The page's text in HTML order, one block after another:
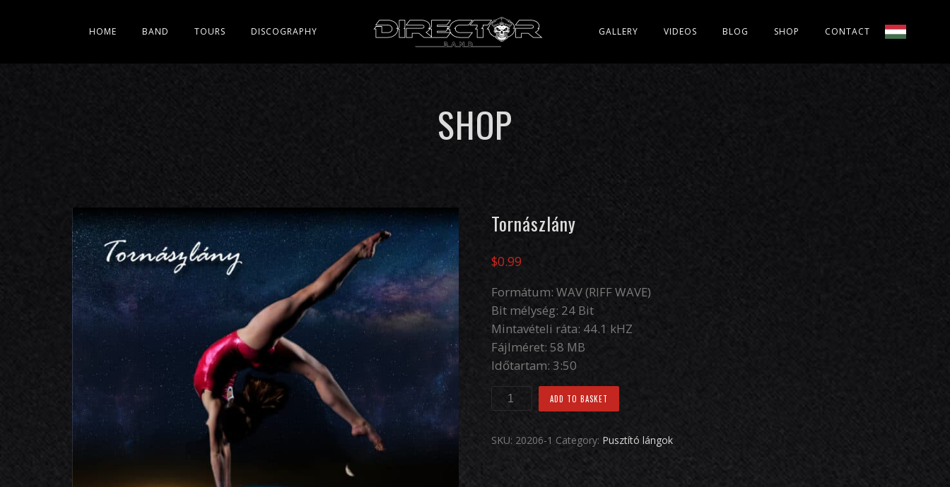
HOME BAND TOURS DISCOGRAPHY GALLERY VIDEOS BLOG SHOP CONTACT
SHOP
Tornászlány
$0.99
Formátum: WAV (RIFF WAVE)
Bit mélység: 24 Bit
Mintavételi ráta: 44.1 kHZ
Fájlméret: 58 MB
Időtartam: 3:50
ADD TO BASKET
SKU: 20206-1 Category: Pusztító lángok